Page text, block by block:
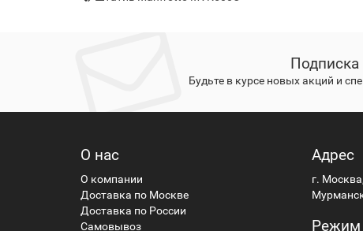
Подписка
Будьте в курсе новых акций и
О нас
О компании
Доставка по Москве
Доставка по России
Самовывоз
Адрес
г.
Режим